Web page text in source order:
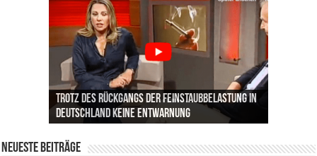
Trotz des Rückgangs der Feinstaubbelastung in
Deutschland keine Entwarnung
Neueste Beiträge